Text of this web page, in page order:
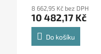
8 662,95 Kč bez DPH
10 482,17 Kč
Do košíku